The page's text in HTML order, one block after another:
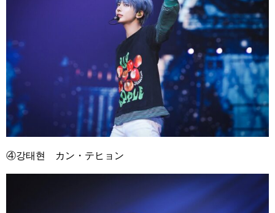
④강태현 カン・テヒョン